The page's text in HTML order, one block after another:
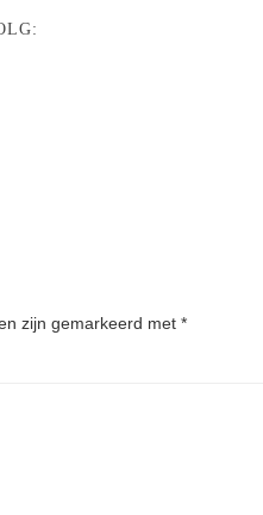
zijn gemarkeerd met *